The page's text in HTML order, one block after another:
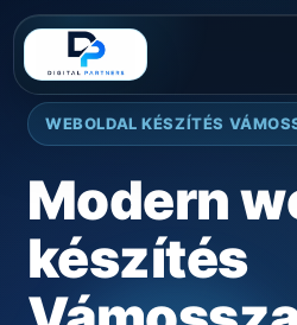
WEBOLDAL KÉSZÍTÉS
Modern
készítés